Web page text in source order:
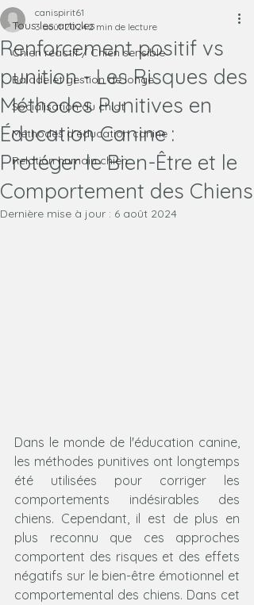
Tous les articles
Chien réactif / Chien sensible
Balade et gestion de longe
Socialisation du chiot
Méthodes d'éducation canine
Relation humain chien
Renforcement positif vs
punition - Les Risques des
Méthodes Punitives en
Éducation Canine :
Protéger le Bien-Être et le
Comportement des Chiens
canispirit61
3 août 20242 min de lecture
Dernière mise à jour : 6 août 2024
Dans le monde de l'éducation canine,
les méthodes punitives ont longtemps
été utilisées pour corriger les
comportements indésirables des
chiens. Cependant, il est de plus en
plus reconnu que ces approches
comportent des risques et des effets
négatifs sur le bien-être émotionnel et
comportemental des chiens. Dans cet